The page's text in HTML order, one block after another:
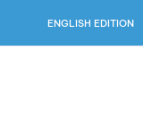
ENGLISH EDITION